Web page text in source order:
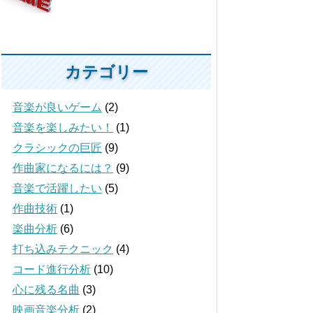
カテゴリー
音楽が良いゲーム (2)
音楽を楽しみたい！
(1)
クラシックの巨匠 (9)
作曲家になるには？ (9)
音楽で活躍したい (5)
作曲技術 (1)
楽曲分析 (6)
打ち込みテクニック (4)
コード進行分析 (10)
心に残る名曲 (3)
映画音楽分析 (2)